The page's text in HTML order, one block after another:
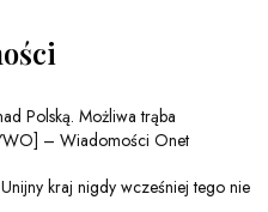
Polską. Możliwa trąba
– Wiadomości Onet
kraj nigdy wcześniej tego nie